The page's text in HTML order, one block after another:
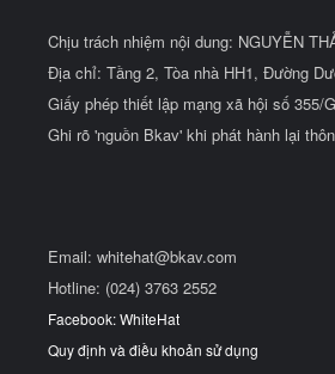
Chịu trách nhiệm nội dung: NGUYỄN
Địa chỉ: Tầng 2, Tòa nhà HH1, Đường
Giấy phép thiết lập mạng xã hội số 355/
Ghi rõ 'nguồn Bkav' khi phát hành lại
Email: whitehat@bkav.com
Hotline: (024) 3763 2552
Facebook: WhiteHat
Quy định và điều khoản sử dụng